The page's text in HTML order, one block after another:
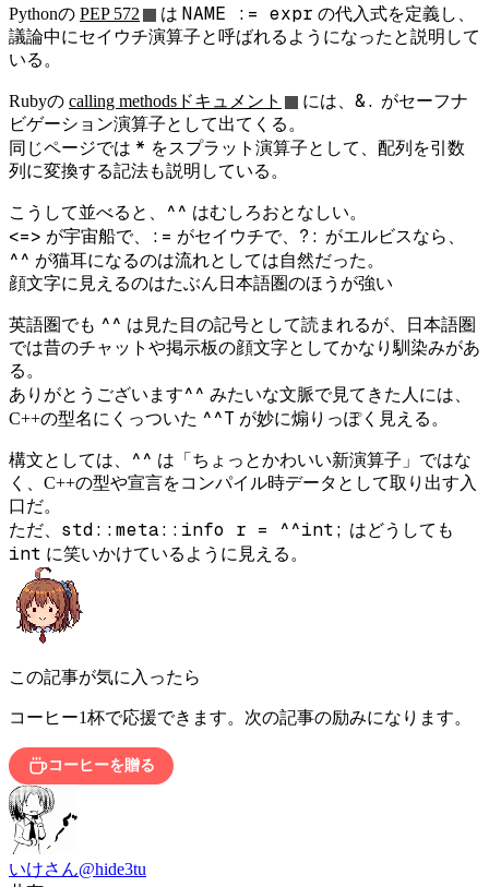
Pythonの PEP 572 は NAME := expr の代入式を定義し、
議論中にセイウチ演算子と呼ばれるようになったと説明して
いる。
Rubyの calling methodsドキュメント には、&. がセーフナ
ビゲーション演算子として出てくる。
同じページでは * をスプラット演算子として、配列を引数
列に変換する記法も説明している。
こうして並べると、 ^^ はむしろおとなしい。
<=> が宇宙船で、 := がセイウチで、 ?: がエルビスなら、
^^ が猫耳になるのは流れとしては自然だった。
顔文字に見えるのはたぶん日本語圏のほうが強い
英語圏でも ^^ は見た目の記号として読まれるが、日本語圏
では昔のチャットや掲示板の顔文字としてかなり馴染みがあ
る。
ありがとうございます^^ みたいな文脈で見てきた人には、
C++の型名にくっついた ^^T が妙に煽りっぽく見える。
構文としては、 ^^ は「ちょっとかわいい新演算子」ではな
く、C++の型や宣言をコンパイル時データとして取り出す入
口だ。
ただ、 std::meta::info r = ^^int; はどうしても
int に笑いかけているように見える。
この記事が気に入ったら
コーヒー1杯で応援できます。次の記事の励みになります。
コーヒーを贈る
いけさん@hide3tu